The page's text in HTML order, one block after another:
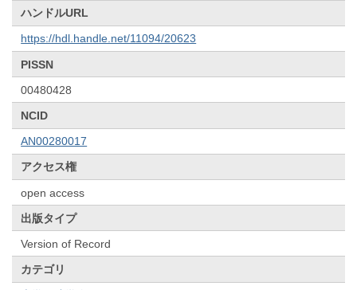
ハンドルURL
https://hdl.handle.net/11094/20623
PISSN
00480428
NCID
AN00280017
アクセス権
open access
出版タイプ
Version of Record
カテゴリ